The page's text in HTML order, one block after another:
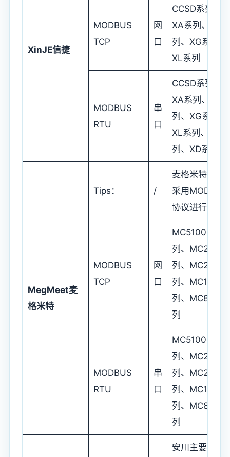
XinJE信捷
MODBUS
TCP
网
口
CCSD系列、
XA系列、XS系
列、XG系列、
XL系列
MODBUS
RTU
串
口
CCSD系列、
XA系列、XS系
列、XG系列、
XL系列、XC系
列、XD系列
MegMeet麦
格米特
Tips： /
麦格米特主要
采用MODBUS
协议进行通信
MODBUS
TCP
网
口
MC5100系
列、MC280系
列、MC200系
列、MC100系
列、MC80系
列
MODBUS
RTU
串
口
MC5100系
列、MC280系
列、MC200系
列、MC100系
列、MC80系
列
安川主要采用